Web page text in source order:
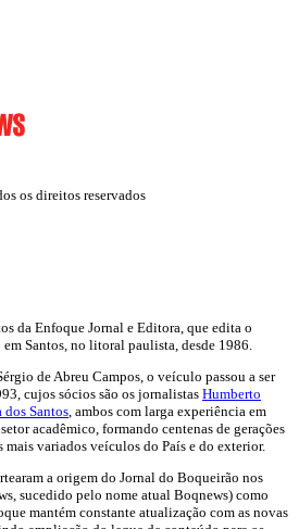
os direitos reservados
da Enfoque Jornal e Editora, que edita o
Santos, no litoral paulista, desde 1986.
de Abreu Campos, o veículo passou a ser
cujos sócios são os jornalistas Humberto
dos Santos , ambos com larga experiência em
acadêmico, formando centenas de gerações
variados veículos do País e do exterior.
a origem do Jornal do Boqueirão nos
sucedido pelo nome atual Boqnews) como
mantém constante atualização com as novas